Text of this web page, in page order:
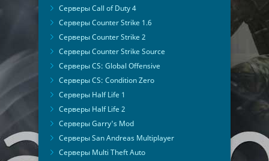
Серверы Call of Duty 4
Серверы Counter Strike 1.6
Серверы Counter Strike 2
Серверы Counter Strike Source
Серверы CS: Global Offensive
Серверы CS: Condition Zero
Серверы Half Life 1
Серверы Half Life 2
Серверы Garry's Mod
Серверы San Andreas Multiplayer
Серверы Multi Theft Auto